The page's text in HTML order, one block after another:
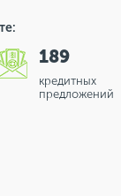
189
кредитных
предложений